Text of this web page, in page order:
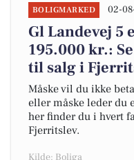
BOLIGMARKED 02-
Gl Landevej 5
195.000 kr.:
til salg i
Måske vil du ikke
eller måske leder du
her finder du i hvert
Fjerritslev.
Kilde: Boliga